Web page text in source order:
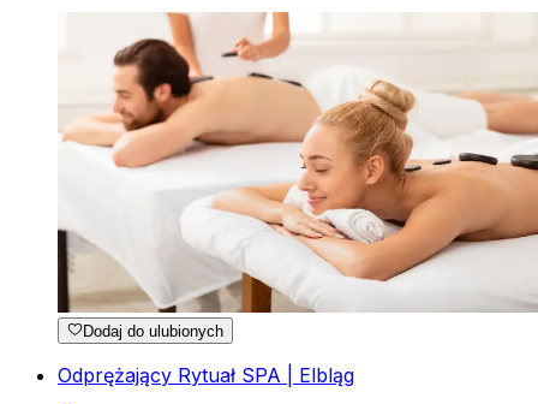
Dodaj do ulubionych
Odprężający Rytuał SPA | Elbląg